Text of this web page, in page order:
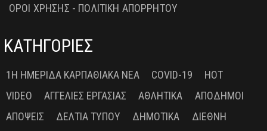
ΟΡΟΙ ΧΡΗΣΗΣ - ΠΟΛΙΤΙΚΗ ΑΠΟΡΡΗΤΟΥ
ΚΑΤΗΓΟΡΙΕΣ
1Η ΗΜΕΡΊΔΑ ΚΑΡΠΑΘΙΑΚΆ ΝΈΑ COVID-19
HOT
VIDEO
ΑΓΓΕΛΊΕΣ ΕΡΓΑΣΊΑΣ ΑΘΛΗΤΙΚΆ
ΑΠΌΔΗΜΟΙ
ΑΠΌΨΕΙΣ
ΔΕΛΤΊΑ ΤΎΠΟΥ ΔΗΜΟΤΙΚΆ
ΔΙΕΘΝΉ